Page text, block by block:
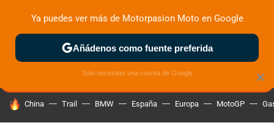
ZONA DE PRUEBAS DEPORTIVAS MOTOS ELÉCTRICAS
HOY SE HABLA DE
China Trail BMW España Europa MotoGP
×
Ya puedes ver más de Motorpasion Moto en Google
Añádenos como fuente preferida
Solo necesitas una cuenta de Google